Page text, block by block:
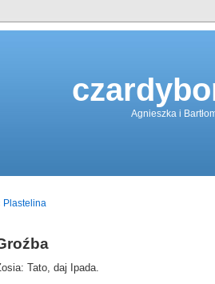
Agnieszka i
Plastelina
Tato, daj Ipada.